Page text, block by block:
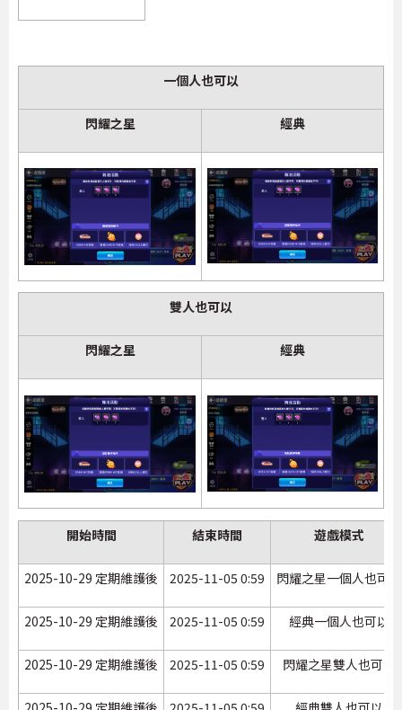
一個人也可以
閃耀之星 經典
雙人也可以
閃耀之星 經典
開始時間 結束時間 遊戲模式
2025-10-29 定期維護後 2025-11-05 0:59 閃耀之星一個人也可以
2025-10-29 定期維護後 2025-11-05 0:59 經典一個人也可以
2025-10-29 定期維護後 2025-11-05 0:59 閃耀之星雙人也可以